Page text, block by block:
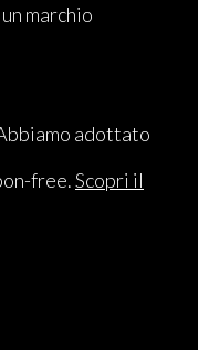
marchio
adottato
free.Scopri il